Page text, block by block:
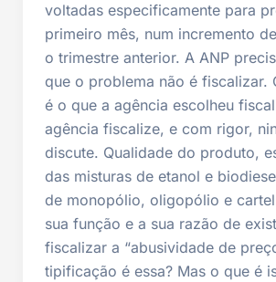
voltadas especificamente para
primeiro mês, num incremento
o trimestre anterior. A ANP
que o problema não é fiscalizar.
é o que a agência escolheu
agência fiscalize, e com rigor,
discute. Qualidade do produto,
das misturas de etanol e
de monopólio, oligopólio e
sua função e a sua razão de
fiscalizar a “abusividade de
tipificação é essa? Mas o que é